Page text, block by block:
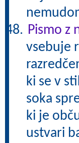
Pismo z
vsebuje
ki se v
soka
ki je
ustvari